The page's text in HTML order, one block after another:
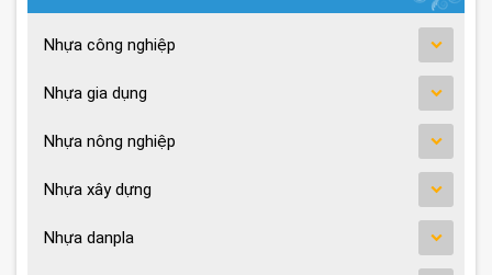
Nhựa công nghiệp
Nhựa gia dụng
Nhựa nông nghiệp
Nhựa xây dựng
Nhựa danpla